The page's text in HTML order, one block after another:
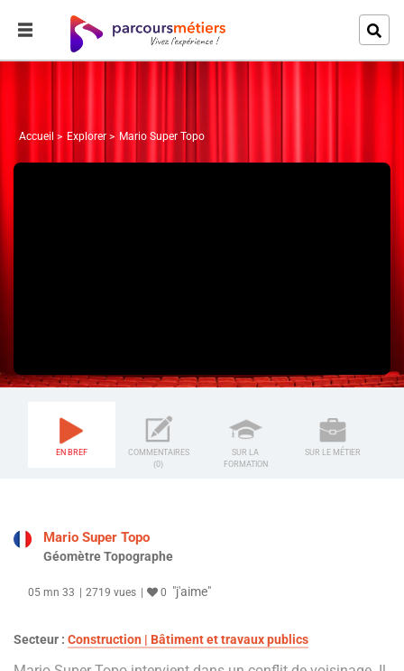
Accueil Explorer Mario Super Topo
EN BREF
COMMENTAIRES
(0)
SUR LA
FORMATION
SUR LE MÉTIER
Mario Super Topo
Géomètre Topographe
05 mn 33 2719 vues 0 "j'aime"
Secteur : Construction | Bâtiment et travaux publics